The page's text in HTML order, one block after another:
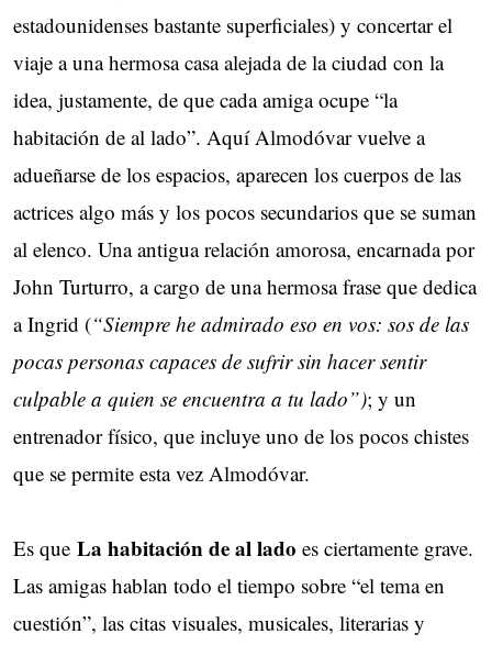
estadounidenses bastante superficiales) y concertar el
viaje a una hermosa casa alejada de la ciudad con la
idea, justamente, de que cada amiga ocupe “la
habitación de al lado”. Aquí Almodóvar vuelve a
adueñarse de los espacios, aparecen los cuerpos de las
actrices algo más y los pocos secundarios que se suman
al elenco. Una antigua relación amorosa, encarnada por
John Turturro, a cargo de una hermosa frase que dedica
a Ingrid (“Siempre he admirado eso en vos: sos de las
pocas personas capaces de sufrir sin hacer sentir
culpable a quien se encuentra a tu lado”); y un
entrenador físico, que incluye uno de los pocos chistes
que se permite esta vez Almodóvar.
Es que La habitación de al lado es ciertamente grave.
Las amigas hablan todo el tiempo sobre “el tema en
cuestión”, las citas visuales, musicales, literarias y